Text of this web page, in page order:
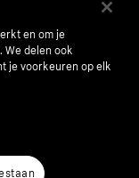
en om je
We delen ook
je voorkeuren op elk